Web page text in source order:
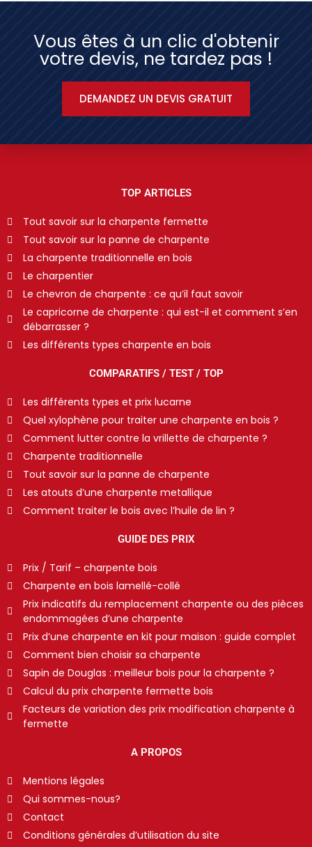
Vous êtes à un clic d'obtenir
votre devis, ne tardez pas !
DEMANDEZ UN DEVIS GRATUIT
TOP ARTICLES
Tout savoir sur la charpente fermette
Tout savoir sur la panne de charpente
La charpente traditionnelle en bois
Le charpentier
Le chevron de charpente : ce qu’il faut savoir
Le capricorne de charpente : qui est-il et comment s’en
débarrasser ?
Les différents types charpente en bois
COMPARATIFS / TEST / TOP
Les différents types et prix lucarne
Quel xylophène pour traiter une charpente en bois ?
Comment lutter contre la vrillette de charpente ?
Charpente traditionnelle
Tout savoir sur la panne de charpente
Les atouts d’une charpente metallique
Comment traiter le bois avec l’huile de lin ?
GUIDE DES PRIX
Prix / Tarif – charpente bois
Charpente en bois lamellé-collé
Prix indicatifs du remplacement charpente ou des pièces
endommagées d’une charpente
Prix d’une charpente en kit pour maison : guide complet
Comment bien choisir sa charpente
Sapin de Douglas : meilleur bois pour la charpente ?
Calcul du prix charpente fermette bois
Facteurs de variation des prix modification charpente à
fermette
A PROPOS
Mentions légales
Qui sommes-nous?
Contact
Conditions générales d’utilisation du site